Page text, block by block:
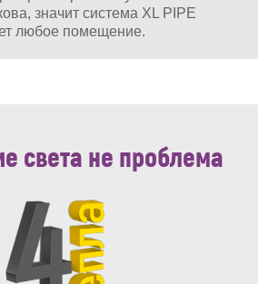
значит система XL PIPE
любое помещение.
света не проблема